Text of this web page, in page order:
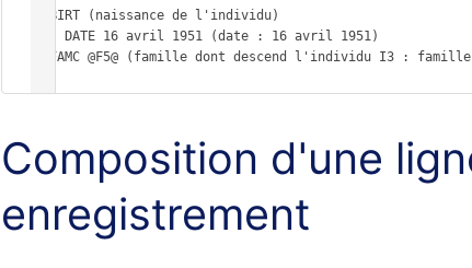
Composition d'une
enregistrement